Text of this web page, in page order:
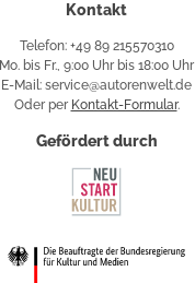
Kontakt
Telefon: +49 89 215570310
Mo. bis Fr., 9:00 Uhr bis 18:00 Uhr
E-Mail: service@autorenwelt.de
Oder per Kontakt-Formular.
Gefördert durch